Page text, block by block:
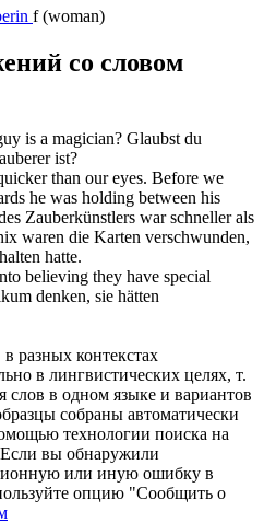
f (woman)
со словом
is a magician? Glaubst du
ist?
than our eyes. Before we
he was holding between his
Zauberkünstlers war schneller als
waren die Karten verschwunden,
hatte.
believing they have special
denken, sie hätten
разных контекстах
в лингвистических целях, т.
слов в одном языке и вариантов
собраны автоматически
технологии поиска на
вы обнаружили
или иную ошибку в
опцию "Сообщить о